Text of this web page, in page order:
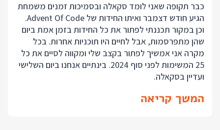
כבר תקופה שאני לומד סקאלה ובסמיכות זמנים משמחת
הגיע חודש דצמבר ואיתו החידות של Advent Of Code.
וכן במקור תכננתי לפתור את כל החידות בזמן אמת ביום
שהן מתפרסמות, אבל לחיים היו תוכניות אחרות. בכל
מקרה אני אמשיך לפתור בקצב שלי ומקווה לסיים את כל
25 המשימות לפני סוף 2024. בינתיים אנחנו ביום השלישי
ועדיין בסקאלה.
המשך קריאה